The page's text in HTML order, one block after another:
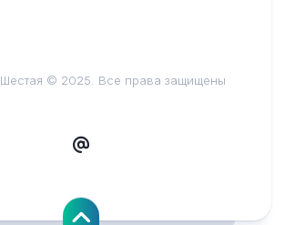
© 2025. Все права защищены